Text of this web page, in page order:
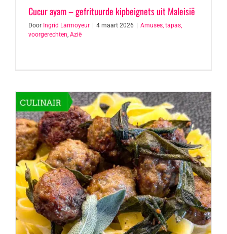
Cucur ayam – gefrituurde kipbeignets uit Maleisië
Door Ingrid Larmoyeur 4 maart 2026
Amuses, tapas,
voorgerechten, Azië